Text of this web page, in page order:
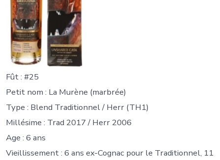
Fût : #25
Petit nom : La Murène (marbrée)
Type : Blend Traditionnel / Herr (TH1)
Millésime : Trad 2017 / Herr 2006
Age : 6 ans
Vieillissement : 6 ans ex-Cognac pour le Traditionnel, 11